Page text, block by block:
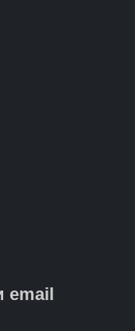
email